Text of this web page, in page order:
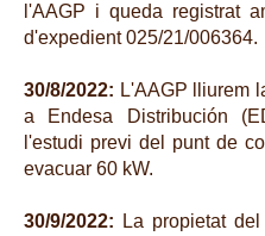
l'AAGP i queda registrat
d'expedient 025/21/006364.
30/8/2022: L'AAGP lliurem
a Endesa Distribución
l'estudi previ del punt de
evacuar 60 kW.
30/9/2022: La propietat